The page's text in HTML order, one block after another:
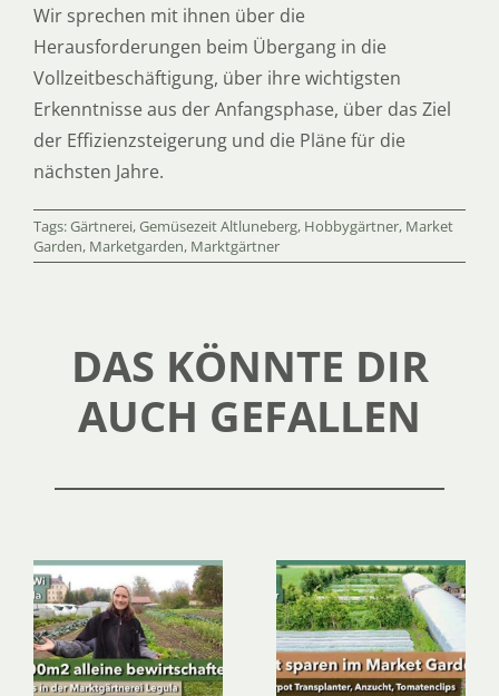
Wir sprechen mit ihnen über die
Herausforderungen beim Übergang in die
Vollzeitbeschäftigung, über ihre wichtigsten
Erkenntnisse aus der Anfangsphase, über das Ziel
der Effizienzsteigerung und die Pläne für die
nächsten Jahre.
Tags:Gärtnerei,Gemüsezeit Altluneberg, Hobbygärtner, Market
Garden, Marketgarden, Marktgärtner
DAS KÖNNTE DIR
AUCH GEFALLEN